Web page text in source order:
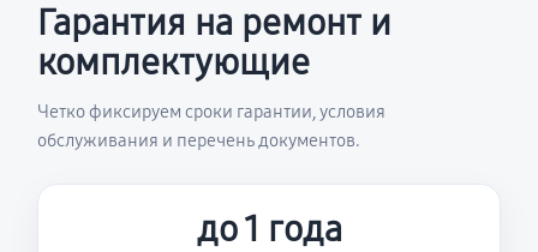
Гарантия на ремонт и
комплектующие
Четко фиксируем сроки гарантии, условия
обслуживания и перечень документов.
до 1 года